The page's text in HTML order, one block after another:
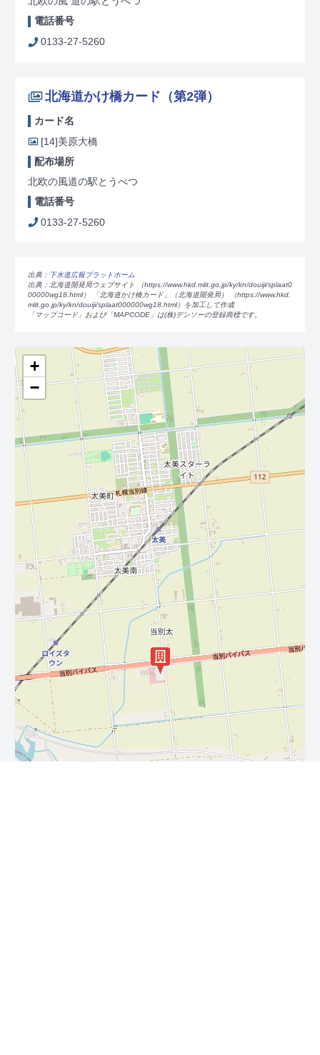
電話番号
0133-27-5260
北海道かけ橋カード（第2弾）
カード名
[14]美原大橋
配布場所
北欧の風道の駅とうべつ
電話番号
0133-27-5260
出典： 下水道広報プラットホーム
出典：北海道開発局ウェブサイト （https://www.hkd.mlit.go.jp/ky/kn/douiji/splaat0
00000wg18.html） 「北海道かけ橋カード」（北海道開発局） （https://www.hkd.
mlit.go.jp/ky/kn/douiji/splaat000000wg18.html）を加工して作成
「マップコード」および「MAPCODE」は(株)デンソーの登録商標です。
+
−